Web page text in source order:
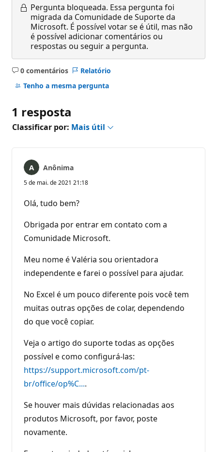
Pergunta bloqueada. Essa pergunta foi
migrada da Comunidade de Suporte da
Microsoft. É possível votar se é útil, mas não
é possível adicionar comentários ou
respostas ou seguir a pergunta.
0 comentários
Sem
comentários
Relatório
Tenho a mesma pergunta
1 resposta
Classificar por: Mais útil
Anônima
5 de mai. de 2021 21:18
Olá, tudo bem?
Obrigada por entrar em contato com a
Comunidade Microsoft.
Meu nome é Valéria sou orientadora
independente e farei o possível para ajudar.
No Excel é um pouco diferente pois você tem
muitas outras opções de colar, dependendo
do que você copiar.
Veja o artigo do suporte todas as opções
possível e como configurá-las:
https://support.microsoft.com/pt-
br/office/op%C....
Se houver mais dúvidas relacionadas aos
produtos Microsoft, por favor, poste
novamente.